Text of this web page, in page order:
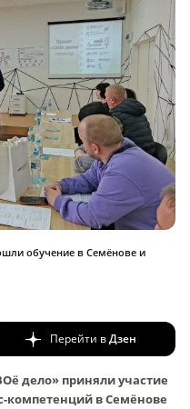
обучение в Семёнове и
Перейти вДзен
дело» приняли участие
компетенций в Семёнове